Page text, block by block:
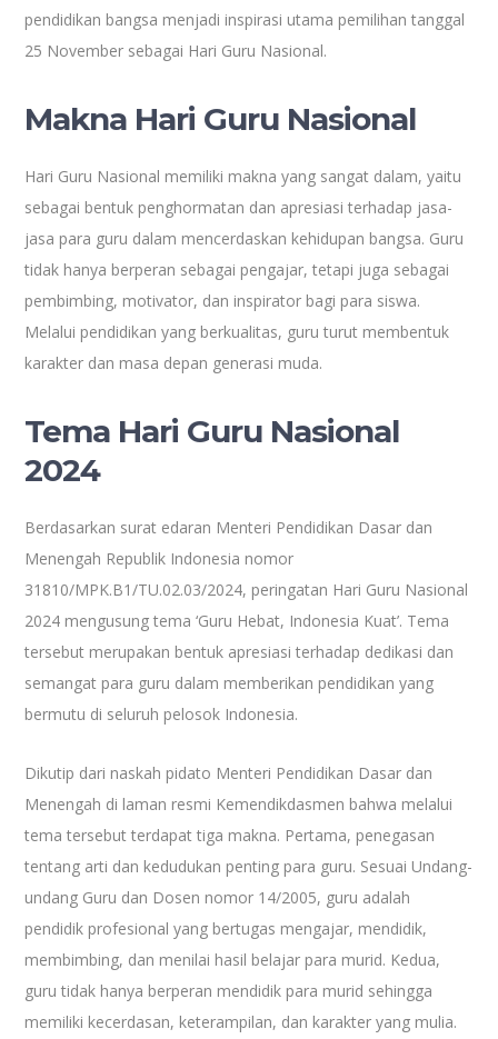
pendidikan bangsa menjadi inspirasi utama pemilihan tanggal
25 November sebagai Hari Guru Nasional.
Makna Hari Guru Nasional
Hari Guru Nasional memiliki makna yang sangat dalam, yaitu
sebagai bentuk penghormatan dan apresiasi terhadap jasa-
jasa para guru dalam mencerdaskan kehidupan bangsa. Guru
tidak hanya berperan sebagai pengajar, tetapi juga sebagai
pembimbing, motivator, dan inspirator bagi para siswa.
Melalui pendidikan yang berkualitas, guru turut membentuk
karakter dan masa depan generasi muda.
Tema Hari Guru Nasional
2024
Berdasarkan surat edaran Menteri Pendidikan Dasar dan
Menengah Republik Indonesia nomor
31810/MPK.B1/TU.02.03/2024, peringatan Hari Guru Nasional
2024 mengusung tema ‘Guru Hebat, Indonesia Kuat’. Tema
tersebut merupakan bentuk apresiasi terhadap dedikasi dan
semangat para guru dalam memberikan pendidikan yang
bermutu di seluruh pelosok Indonesia.
Dikutip dari naskah pidato Menteri Pendidikan Dasar dan
Menengah di laman resmi Kemendikdasmen bahwa melalui
tema tersebut terdapat tiga makna. Pertama, penegasan
tentang arti dan kedudukan penting para guru. Sesuai Undang-
undang Guru dan Dosen nomor 14/2005, guru adalah
pendidik profesional yang bertugas mengajar, mendidik,
membimbing, dan menilai hasil belajar para murid. Kedua,
guru tidak hanya berperan mendidik para murid sehingga
memiliki kecerdasan, keterampilan, dan karakter yang mulia.